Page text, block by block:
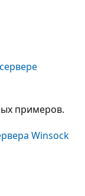
примеров.
Winsock